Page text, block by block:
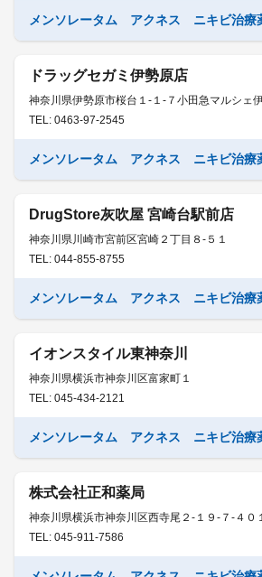
メンソレータム アクネス ニキビ治療
ドラッグセガミ伊勢原店
神奈川県伊勢原市桜台１-１-７小田急マルシェ
TEL: 0463-97-2545
メンソレータム アクネス ニキビ治療
DrugStore灰吹屋 宮崎台駅前店
神奈川県川崎市宮前区宮崎２丁目８-５１
TEL: 044-855-8755
メンソレータム アクネス ニキビ治療
イオンスタイル東神奈川
神奈川県横浜市神奈川区富家町１
TEL: 045-434-2121
メンソレータム アクネス ニキビ治療
株式会社正和薬局
神奈川県横浜市神奈川区西寺尾２-１９-７-４０
TEL: 045-911-7586